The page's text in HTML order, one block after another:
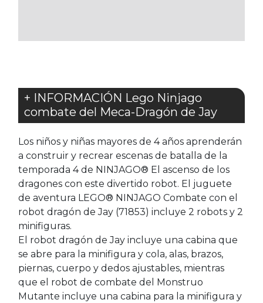
+ INFORMACIÓN Lego Ninjago
combate del Meca-Dragón de Jay
Los niños y niñas mayores de 4 años aprenderán
a construir y recrear escenas de batalla de la
temporada 4 de NINJAGO® El ascenso de los
dragones con este divertido robot. El juguete
de aventura LEGO® NINJAGO Combate con el
robot dragón de Jay (71853) incluye 2 robots y 2
minifiguras.
El robot dragón de Jay incluye una cabina que
se abre para la minifigura y cola, alas, brazos,
piernas, cuerpo y dedos ajustables, mientras
que el robot de combate del Monstruo
Mutante incluye una cabina para la minifigura y